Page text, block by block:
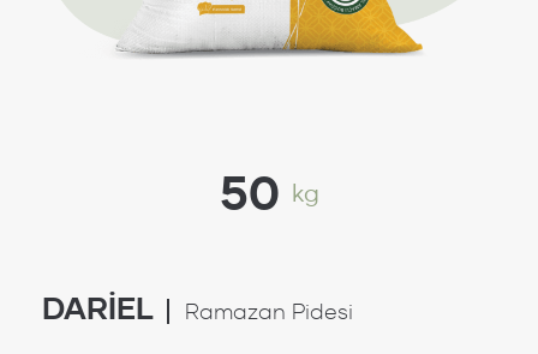
50 kg
DARİEL Ramazan Pidesi